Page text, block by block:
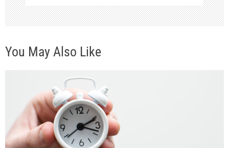
с
You May Also Like